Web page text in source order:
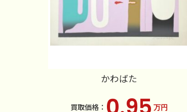
かわばた
万円